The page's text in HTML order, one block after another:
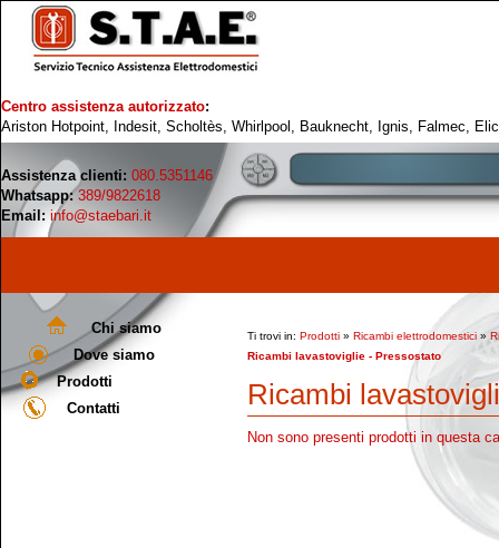
Centro assistenza autorizzato:
Ariston Hotpoint, Indesit, Scholtès, Whirlpool, Bauknecht, Ignis, Falmec,
Assistenza clienti: 080.5351146
Whatsapp: 389/9822618
Email: info@staebari.it
Chi siamo
Dove siamo
Prodotti
Contatti
Ti trovi in: Prodotti » Ricambi elettrodomestici »
Ricambi lavastoviglie - Pressostato
Ricambi
Non sono presenti prodotti in questa